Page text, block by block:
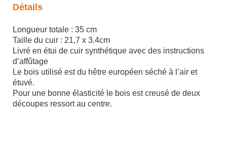
Détails
Longueur totale : 35 cm
Taille du cuir : 21,7 x 3.4cm
Livré en étui de cuir synthétique avec des instructions
d’affûtage
Le bois utilisé est du hêtre européen séché à l’air et
étuvé.
Pour une bonne élasticité le bois est creusé de deux
découpes ressort au centre.